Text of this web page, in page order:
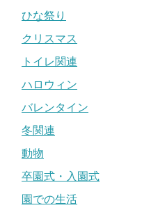
ひな祭り
クリスマス
トイレ関連
ハロウィン
バレンタイン
冬関連
動物
卒園式・入園式
園での生活